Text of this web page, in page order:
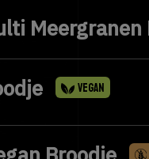
Meergranen
VEGAN